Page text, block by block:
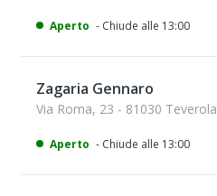
Aperto - Chiude alle 13:00
Zagaria Gennaro
Via Roma, 23 - 81030 Teverola
Aperto - Chiude alle 13:00